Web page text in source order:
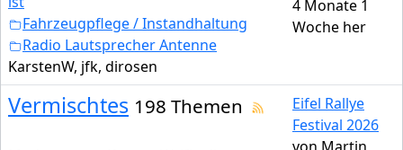
Fahrzeugpflege / Instandhaltung
Radio Lautsprecher Antenne
KarstenW, jfk, dirosen
4 Monate 1
Woche her
Vermischtes 198 Themen
Eifel Rallye
Festival 2026